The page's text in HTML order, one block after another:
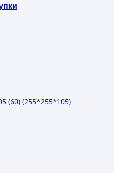
(60) (255*255*105)